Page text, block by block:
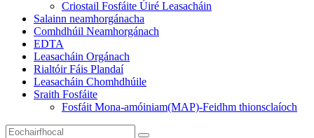
Criostail Fosfáite Úiré Leasacháin
Salainn neamhorgánacha
Comhdhúil Neamhorgánach
EDTA
Leasacháin Orgánach
Rialtóir Fáis Plandaí
Leasacháin Chomhdhúile
Sraith Fosfáite
Fosfáit Mona-amóiniam(MAP)-Feidhm thionsclaíoch